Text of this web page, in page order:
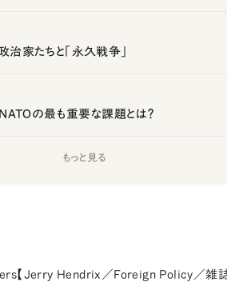
治家たちと「永久戦争」
NATOの最も重要な課題とは？
もっと見る
【Jerry Hendrix／Foreign Policy／雑誌